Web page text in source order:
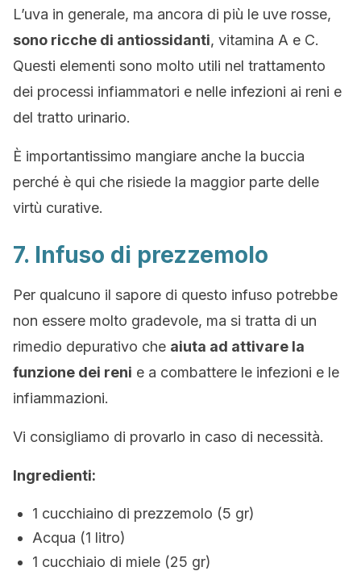
L’uva in generale, ma ancora di più le uve rosse,
sono ricche di antiossidanti, vitamina A e C.
Questi elementi sono molto utili nel trattamento
dei processi infiammatori e nelle infezioni ai reni e
del tratto urinario.
È importantissimo mangiare anche la buccia
perché è qui che risiede la maggior parte delle
virtù curative.
7. Infuso di prezzemolo
Per qualcuno il sapore di questo infuso potrebbe
non essere molto gradevole, ma si tratta di un
rimedio depurativo che aiuta ad attivare la
funzione dei reni e a combattere le infezioni e le
infiammazioni.
Vi consigliamo di provarlo in caso di necessità.
Ingredienti:
1 cucchiaino di prezzemolo (5 gr)
Acqua (1 litro)
1 cucchiaio di miele (25 gr)